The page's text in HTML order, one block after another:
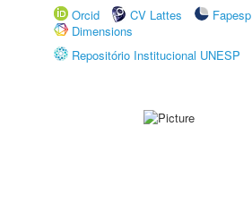
Orcid
CV Lattes
Fapesp
Dimensions
Repositório Institucional UNESP